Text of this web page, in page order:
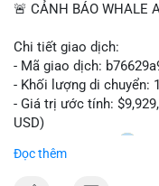
🚨 CẢNH BÁO WHALE
Chi tiết giao dịch:
- Mã giao dịch:
- Khối lượng di chuyển:
- Giá trị ước tính:
USD)
- Thời gian: 17:20
Nhận định phân tích
Đọc thêm